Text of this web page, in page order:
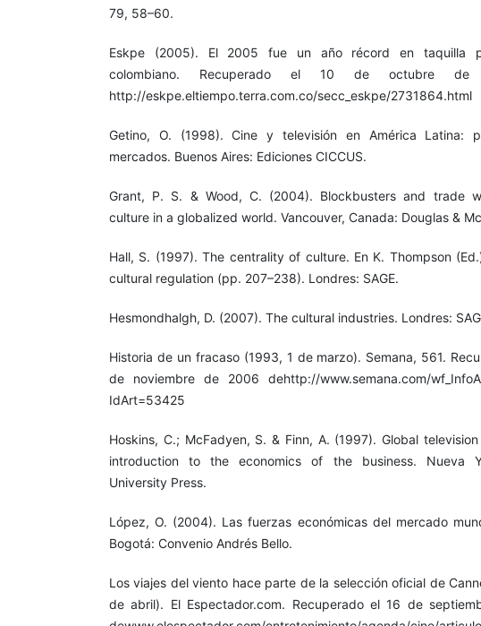
79, 58–60.
Eskpe (2005). El 2005 fue un año récord en taquilla
colombiano. Recuperado el 10 de octubre
http://eskpe.eltiempo.terra.com.co/secc_eskpe/2731864.html
Getino, O. (1998). Cine y televisión en América Latina:
mercados. Buenos Aires: Ediciones CICCUS.
Grant, P. S. & Wood, C. (2004). Blockbusters and trade
culture in a globalized world. Vancouver, Canada: Douglas &
Hall, S. (1997). The centrality of culture. En K. Thompson
cultural regulation (pp. 207–238). Londres: SAGE.
Hesmondhalgh, D. (2007). The cultural industries. Londres:
Historia de un fracaso (1993, 1 de marzo). Semana, 561.
de noviembre de 2006 dehttp://www.semana.com/
IdArt=53425
Hoskins, C.; McFadyen, S. & Finn, A. (1997). Global
introduction to the economics of the business. Nueva
University Press.
López, O. (2004). Las fuerzas económicas del mercado
Bogotá: Convenio Andrés Bello.
Los viajes del viento hace parte de la selección oficial de
de abril). El Espectador.com. Recuperado el 16 de